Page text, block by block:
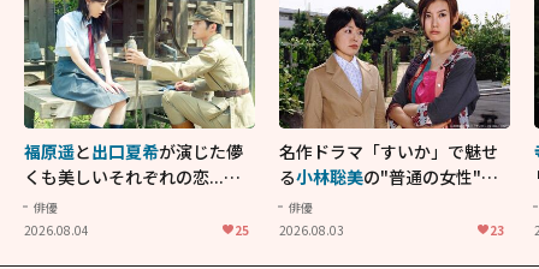
福原遥と出口夏希が演じた儚
くも美しいそれぞれの恋...生
きることの尊さを教えてくれ
た映画「あの花が咲く丘で、
俳優
2026.08.04
25
名作ドラマ「すいか」で魅せ
る小林聡美の"普通の女性"が
大人に刺さる...映画「かもめ
食堂」にも通じる静かな芝居
俳優
2026.08.03
23